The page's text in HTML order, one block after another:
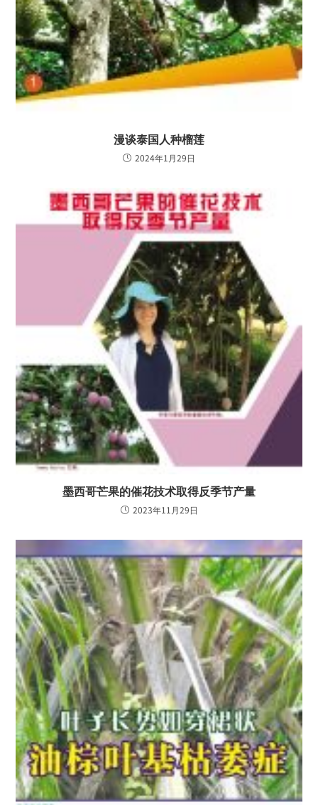
漫谈泰国人种榴莲
2024年1月29日
墨西哥芒果的催花技术取得反季节产量
2023年11月29日